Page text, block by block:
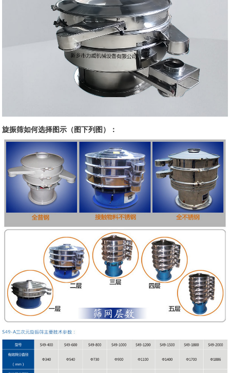
旋振筛如何选择图示（图下列图）：